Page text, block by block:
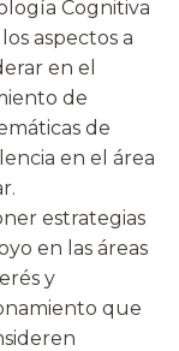
Cognitiva
aspectos a
en el
de
de
en el área
estrategias
en las áreas
y
que